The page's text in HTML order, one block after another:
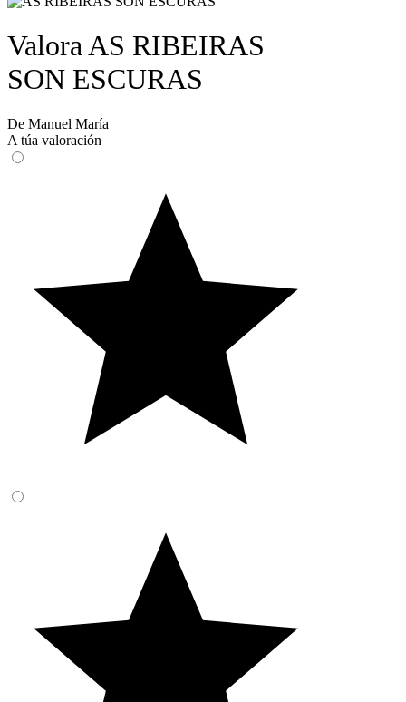
Valora AS RIBEIRAS
SON ESCURAS
De Manuel María
A túa valoración